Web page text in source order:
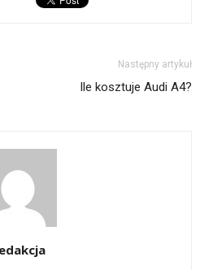
Następny artykuł
Ile kosztuje Audi A4?